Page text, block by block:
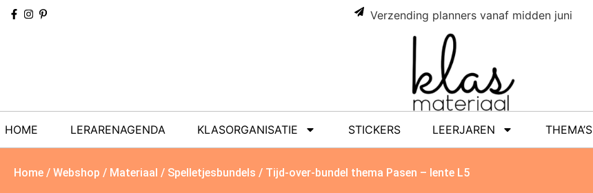
Verzending planners vanaf midden juni
HOME LERARENAGENDA KLASORGANISATIE STICKERS LEERJAREN THEMA’S
Home / Webshop / Materiaal / Spelletjesbundels / Tijd-over-bundel thema Pasen – lente L5